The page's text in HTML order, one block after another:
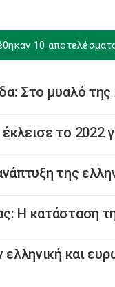
10
Στο μυαλό της
το 2022
της
Η κατάσταση
ελληνική και